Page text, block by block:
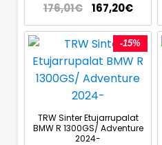
176,01€ 167,20€
-15%
TRW Sinter Etujarrupalat
BMW R 1300GS/ Adventure
2024-